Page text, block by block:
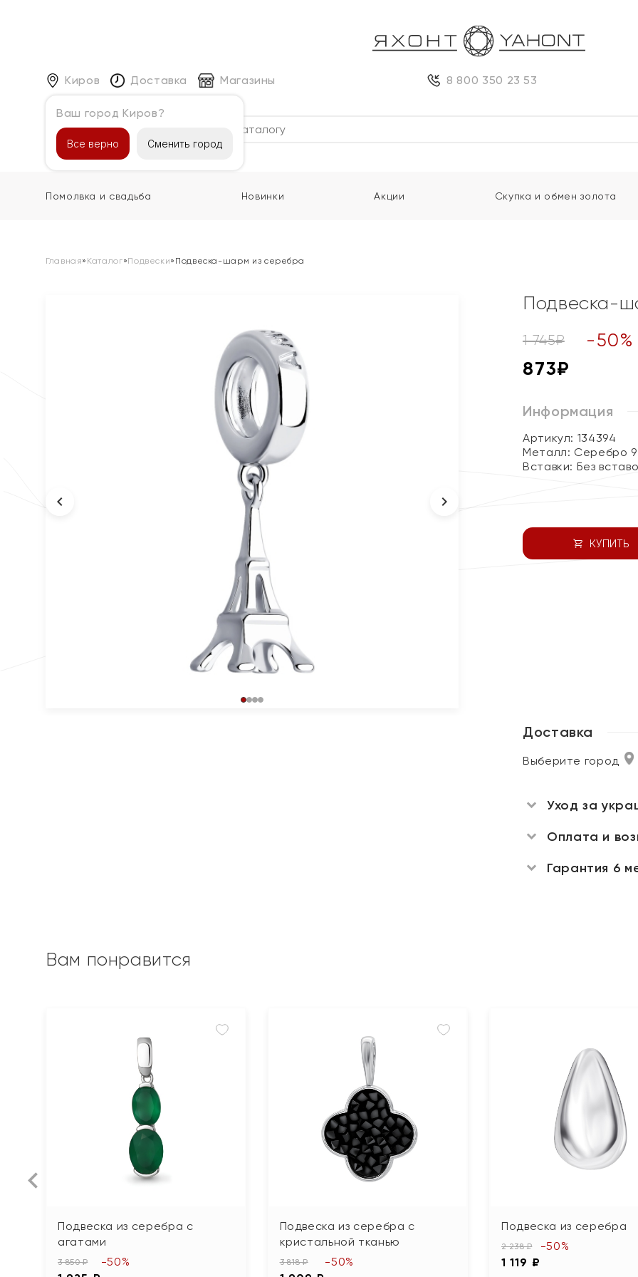
Киров
Ваш город Киров?
Все верно Сменить город
Доставка Магазины 8 800 350 23 53
Каталог
Помолвка и свадьба Новинки Акции Скупка и обмен золота
Главная» Каталог»Подвески» Подвеска-шарм из серебра
Подвеска-
1 745₽ -50%
873₽
Информация
Артикул: 134394
Металл: Серебро
Вставки: Без
КУПИТЬ
Доставка
Выберите город
Уход за
Оплата и
Гарантия 6
Вам понравится
Подвеска из серебра с
агатами
3 850 ₽ -50%
Подвеска из серебра с
кристальной тканью
3 818 ₽ -50%
Подвеска из серебра
2 238 ₽
1 119 ₽
-50%